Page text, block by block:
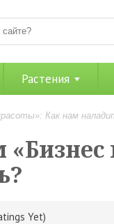
Растения
Как нам
Yet)